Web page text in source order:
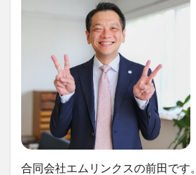
合同会社エムリンクスの前田です。